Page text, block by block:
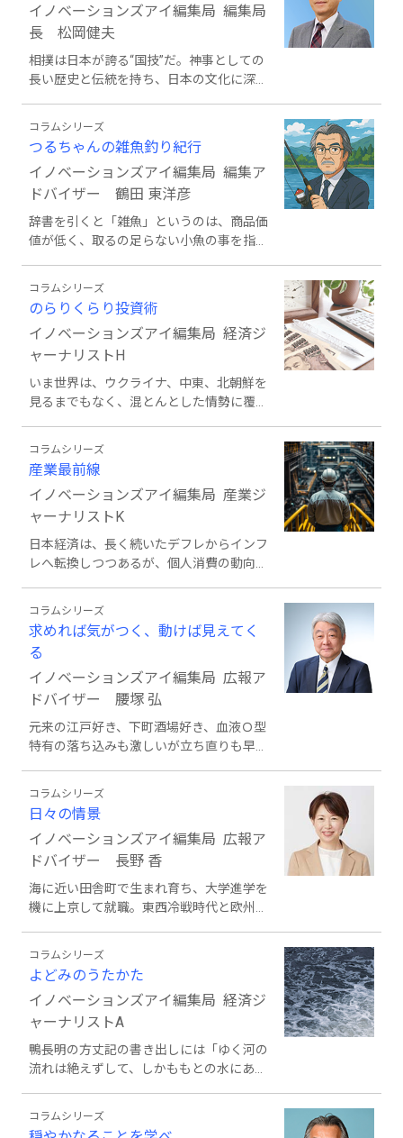
イノベーションズアイ編集局 編集局
長 松岡健夫
相撲は日本が誇る“国技”だ。神事としての
長い歴史と伝統を持ち、日本の文化に深く
ており、相撲を知らなくても聞いたことが
ある言葉は多い。相撲好きの好角家がビー
ルを飲みながら大相撲観戦して思ったこと
を取りとめもなく書いていく。張り切りす
がら、途中から勢いがなくなる「腰砕け」
も、自分一人だけ気負って空回りする「独
り相撲」も避けたい。
コラムシリーズ
つるちゃんの雑魚釣り紀行
イノベーションズアイ編集局 編集ア
ドバイザー 鶴田 東洋彦
辞書を引くと「雑魚」というのは、商品価
値が低く、取るの足らない小魚の事を指す
が、釣り好きの立場から言わせてもらえば
「ちょっと待て」と言いたい。本命よりも
美味しい雑魚もいれば、引き味が強く釣っ
て楽しい雑魚もたくさんいる。日頃、「ダ
で強みを見せたり活躍したりする、まさに
「雑魚魂」だと思う。そう、雑魚をバカに
してはいけない。ということで全国の漁港
や港湾を訪ねて、釣り糸を垂らし雑魚と戯
れながら世の中を眺める新連載「つるちゃ
んの雑魚釣り紀行」を始めたい。いざ出
発！
コラムシリーズ
のらりくらり投資術
イノベーションズアイ編集局 経済ジ
ャーナリストH
いま世界は、ウクライナ、中東、北朝鮮を
見るまでもなく、混とんとした情勢に覆わ
による平和」を前面に押し出す。国内を見
ても政治は混迷し、経済も停滞から抜け出
せない。金融、自動車、スポーツなど幅広
い分野について、国内外を駆けずり回った
コラムシリーズ
産業最前線
イノベーションズアイ編集局 産業ジ
ャーナリストK
日本経済は、長く続いたデフレからインフ
レへ転換しつつあるが、個人消費の動向や
な喫緊の課題に直面している。国内では金
融政策や社会保障といった環境整備も欠か
せないものの、トランプ米政権の関税政策
をはじめとした通商問題が景気下振れリス
クに急浮上している。大手・中小企業の成
クロ・ミクロの視点から、激動の日本経済
が好循環へ向かうのかどうか、随時ニュー
スを交えて発信していく。
コラムシリーズ
求めれば気がつく、動けば見えてく
る
イノベーションズアイ編集局 広報ア
ドバイザー 腰塚 弘
元来の江戸好き、下町酒場好き、血液Ｏ型
特有の落ち込みも激しいが立ち直りも早く
ンが、見たこと感じたことを自然体で綴り
ます。
コラムシリーズ
日々の情景
イノベーションズアイ編集局 広報ア
ドバイザー 長野 香
海に近い田舎町で生まれ育ち、大学進学を
機に上京して就職。東西冷戦時代と欧州統
ていることのある広報業務に必要な基礎体
力は、この時に培われたのかもしれませ
ん。 今の自分を導いてくださったすべて
の方々に感謝し、日々、目にすること、耳
綴っていきます。
コラムシリーズ
よどみのうたかた
イノベーションズアイ編集局 経済ジ
ャーナリストA
鴨長明の方丈記の書き出しには「ゆく河の
流れは絶えずして、しかももとの水にあら
し 世中にある人と栖と、又かくのごと
コラムシリーズ